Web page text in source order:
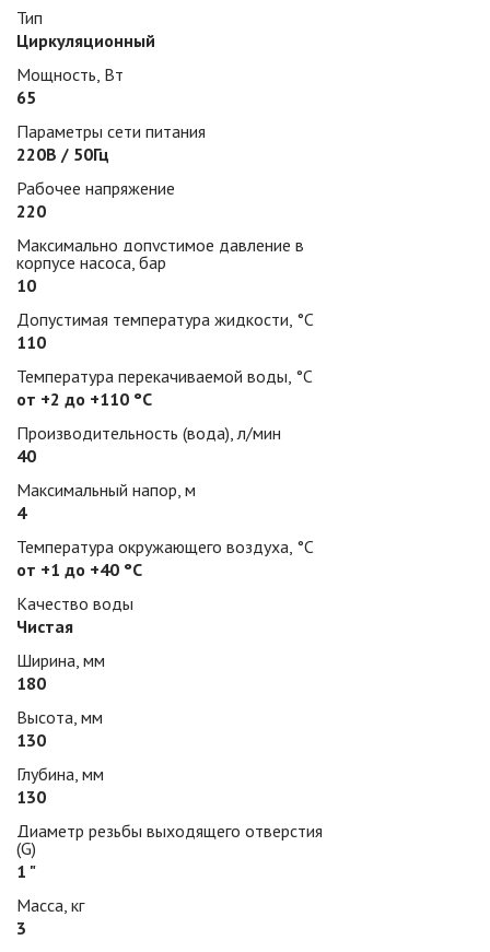
Тип
Циркуляционный
Мощность, Вт
65
Параметры сети питания
220В / 50Гц
Рабочее напряжение
220
Максимально допустимое давление в
корпусе насоса, бар
10
Допустимая температура жидкости, °С
110
Температура перекачиваемой воды, °С
от +2 до +110 °С
Производительность (вода), л/мин
40
Максимальный напор, м
4
Температура окружающего воздуха, °С
от +1 до +40 °С
Качество воды
Чистая
Ширина, мм
180
Высота, мм
130
Глубина, мм
130
Диаметр резьбы выходящего отверстия
(G)
1 "
Масса, кг
3